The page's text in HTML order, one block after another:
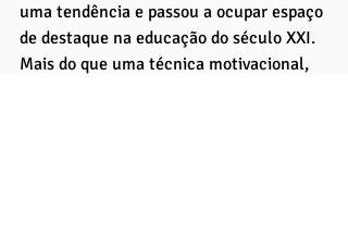
uma tendência e passou a ocupar espaço
de destaque na educação do século XXI.
Mais do que uma técnica motivacional,